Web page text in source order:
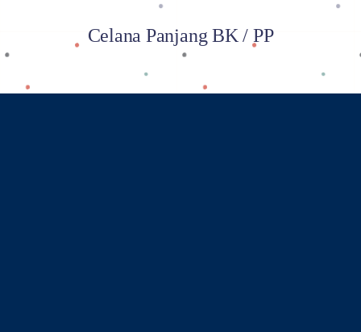
Celana Panjang BK / PP